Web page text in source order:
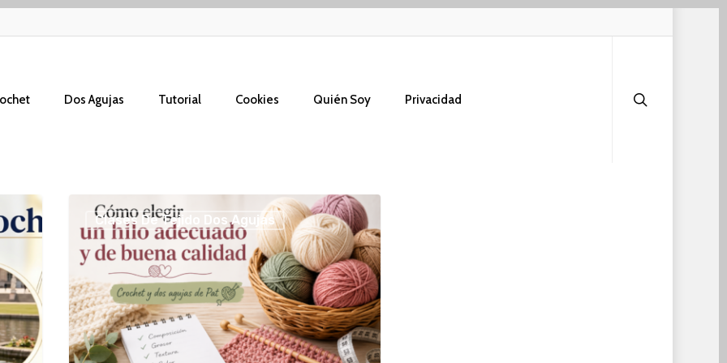
Dos Agujas Tutorial Cookies Quién Soy Privacidad
Cómo
elegir
un
adecuado
y
de
Clases De Tejido Dos Agujas